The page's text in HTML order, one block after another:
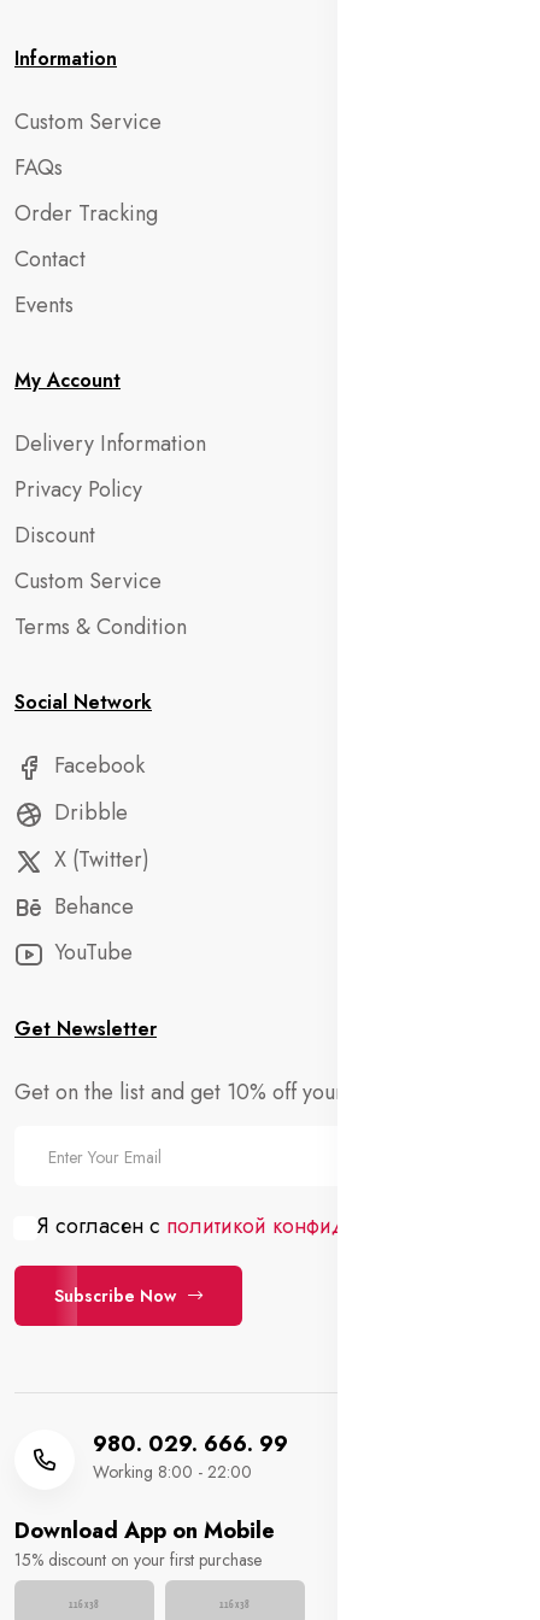
Information
Custom Service
FAQs
Order Tracking
Contact
Events
My Account
Delivery Information
Privacy Policy
Discount
Custom Service
Terms & Condition
Social Network
Facebook
Dribble
X (Twitter)
Behance
YouTube
Get Newsletter
Get on the list and get 10% off your first order!
Я согласен с политикой конфиденциальности
Subscribe Now
980. 029. 666. 99
Working 8:00 - 22:00
Download App on Mobile
15% discount on your first purchase